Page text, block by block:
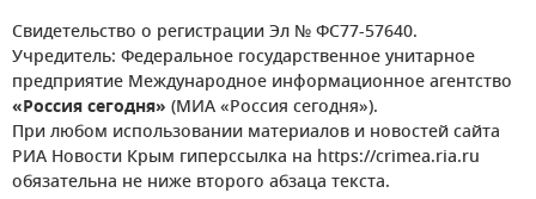
Свидетельство о регистрации Эл № ФС77-57640.
Учредитель: Федеральное государственное унитарное
предприятие Международное информационное агентство
«Россия сегодня» (МИА «Россия сегодня»).
При любом использовании материалов и новостей сайта
РИА Новости Крым гиперссылка на https://crimea.ria.ru
обязательна не ниже второго абзаца текста.